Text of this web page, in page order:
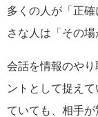
多くの人が「正
さな人は「その
会話を情報のや
ントとして捉え
ていても、相手